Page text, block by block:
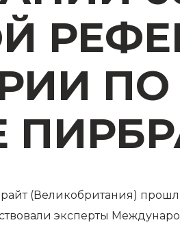
(Великобритания)
эксперты